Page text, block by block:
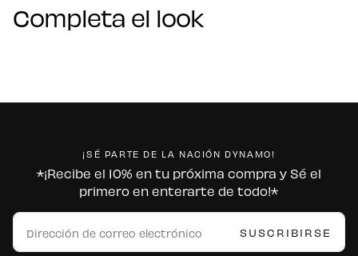
Completa el look
¡SÉ PARTE DE LA NACIÓN DYNAMO!
*¡Recibe el 10% en tu próxima compra y Sé el
primero en enterarte de todo!*
CORREO
ELECTRÓNICO SUSCRIBIRSE